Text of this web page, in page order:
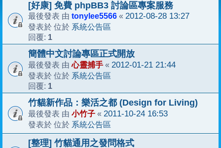
[好康] 免費 phpBB3 討論區專案服務
最後發表 由 tonylee5566 « 2012-08-28 13:27
發表於 位於 系統公告區
回覆: 1
簡體中文討論專區正式開放
最後發表 由心靈捕手 « 2012-01-21 21:44
發表於 位於 系統公告區
回覆: 1
竹貓新作品：樂活之都 (Design for Living)
最後發表 由 小竹子 « 2011-10-24 16:53
發表於 位於 系統公告區
[整理] 竹貓通用之發問格式